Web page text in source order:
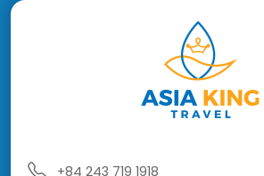
+84 243 719 1918